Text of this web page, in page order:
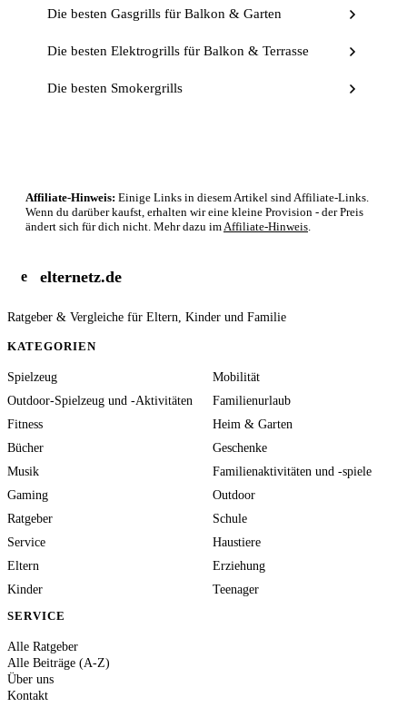
Die besten Gasgrills für Balkon & Garten
Die besten Elektrogrills für Balkon & Terrasse
Die besten Smokergrills
Affiliate-Hinweis: Einige Links in diesem Artikel sind Affiliate-Links.
Wenn du darüber kaufst, erhalten wir eine kleine Provision - der Preis
ändert sich für dich nicht. Mehr dazu imAffiliate-Hinweis.
e elternetz.de
Ratgeber & Vergleiche für Eltern, Kinder und Familie
KATEGORIEN
Spielzeug
Mobilität
Outdoor-Spielzeug und -Aktivitäten
Familienurlaub
Fitness
Heim & Garten
Bücher
Geschenke
Musik
Familienaktivitäten und -spiele
Gaming
Outdoor
Ratgeber
Schule
Service
Haustiere
Eltern
Erziehung
Kinder
Teenager
SERVICE
Alle Ratgeber
Alle Beiträge (A-Z)
Über uns
Kontakt